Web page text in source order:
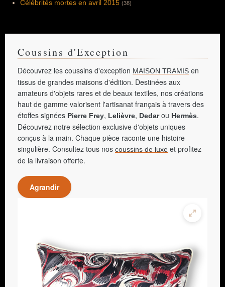
Célébrités mortes en avril 2015 (38)
Coussins d'Exception
Découvrez les coussins d'exception MAISON TRAMIS en
tissus de grandes maisons d'édition. Destinées aux
amateurs d'objets rares et de beaux textiles, nos créations
haut de gamme valorisent l'artisanat français à travers des
étoffes signées Pierre Frey, Lelièvre, Dedarou Hermès.
Découvrez notre sélection exclusive d'objets uniques
conçus à la main. Chaque pièce raconte une histoire
singulière. Consultez tous nos coussins de luxe et profitez
de la livraison offerte.
Agrandir